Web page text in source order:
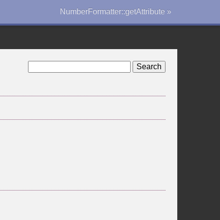
NumberFormatter::getAttribute »